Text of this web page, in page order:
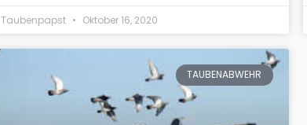
Taubenpapst Oktober 16, 2020
TAUBENABWEHR